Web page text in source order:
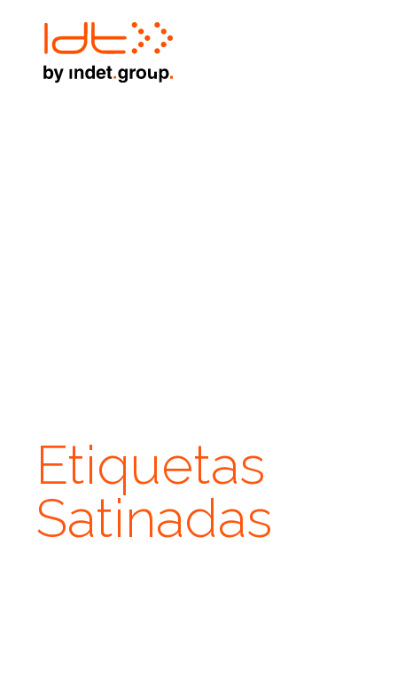
Etiquetas
Satinadas